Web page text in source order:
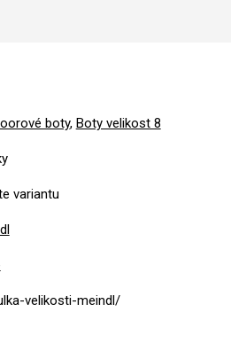
boty, Boty velikost 8
variantu
velikosti-meindl/